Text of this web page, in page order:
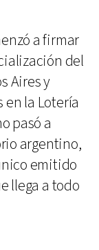
a firmar
del
Aires y
en la Lotería
pasó a
argentino,
emitido
llega a todo